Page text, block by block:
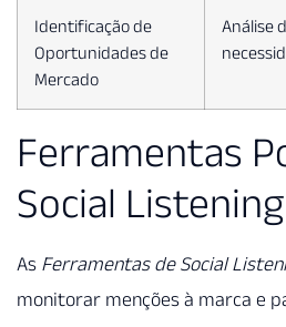
Identificação de
Oportunidades de
Mercado
Análise
Ferramentas
Social Listening
As Ferramentas de Social
monitorar menções à marca e